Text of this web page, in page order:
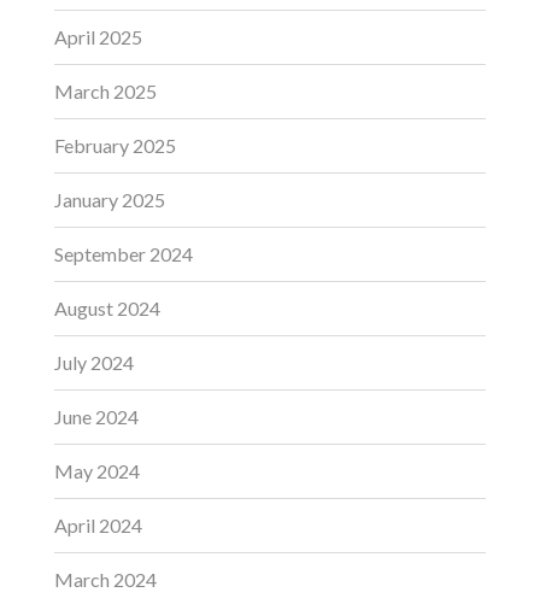
April 2025
March 2025
February 2025
January 2025
September 2024
August 2024
July 2024
June 2024
May 2024
April 2024
March 2024